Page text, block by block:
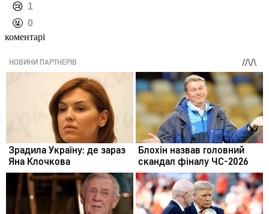
️😢 1
️🤬 0
коментарі